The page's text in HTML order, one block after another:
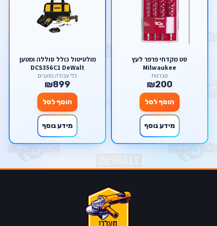
סט מקדחי פרפר לעץ
Milwaukee
מברגות
₪200
הוסף לסל
מידע נוסף
מולטיטול כולל סוללה ומטען
DCS356C1 DeWalt
כלי עבודה נטענים
₪899
הוסף לסל
מידע נוסף